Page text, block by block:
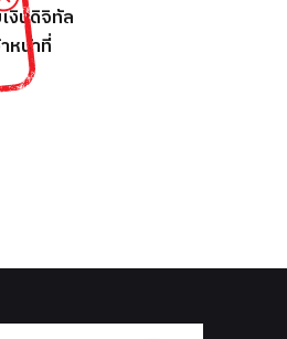
งินดิจิทัล
หน้าที่